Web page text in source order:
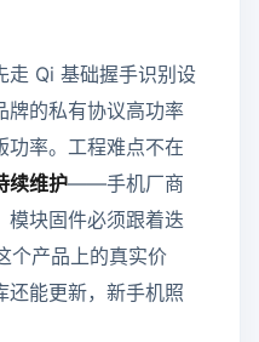
走 Qi 基础握手识别设
牌的私有协议高功率
功率。工程难点不在
续维护——手机厂商
模块固件必须跟着迭
个产品上的真实价
还能更新，新手机照